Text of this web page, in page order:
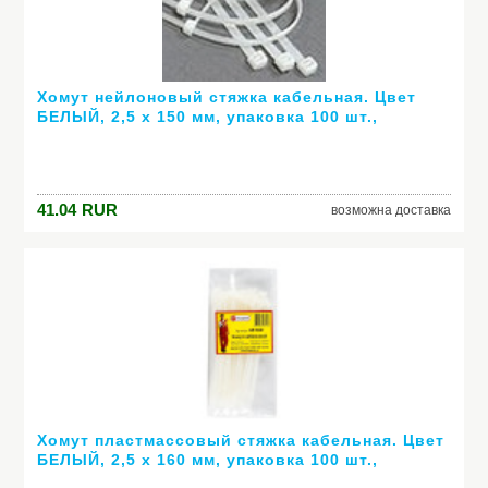
крышка. Особенности. Подсветка: стрелок. Отображение даты:
число, день недели. Запас хода 45 часов. Официальная гарантия
на часы Seiko 2 года.&lt./p&gt.
Производитель: японская
Хомут нейлоновый стяжка кабельная. Цвет
БЕЛЫЙ, 2,5 х 150 мм, упаковка 100 шт.,
41.04 RUR возможна доставка
Хомут пластмассовый стяжка кабельная. Цвет
БЕЛЫЙ, 2,5 х 160 мм, упаковка 100 шт.,